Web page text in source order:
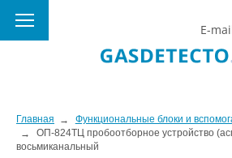
E-
Главная
Функциональные блоки и
ОП-824ТЦ пробоотборное устройство
восьмиканальный